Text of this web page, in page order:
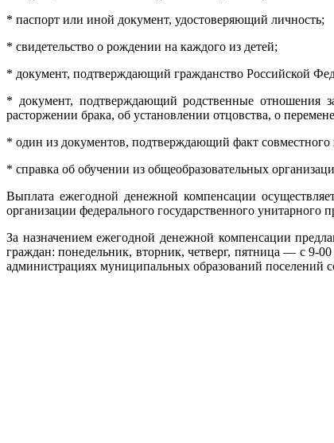
* паспорт или иной документ, удостоверяющий личность;
* свидетельство о рождении на каждого из детей;
* документ, подтверждающий гражданство Российской
* документ, подтверждающий родственные отношения
расторжении брака, об установлении отцовства, о
* один из документов, подтверждающий факт совместного
* справка об обучении из общеобразовательных
Выплата ежегодной денежной компенсации
организации федерального государственного унитарного
За назначением ежегодной денежной компенсации
граждан: понедельник, вторник, четверг, пятница — с 9-
администрациях муниципальных образований поселений